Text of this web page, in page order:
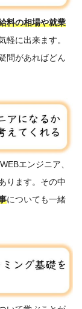
料の相場や就業
軽に出来ます。
問があればどん
エンジニア、
ります。その中
についても一緒